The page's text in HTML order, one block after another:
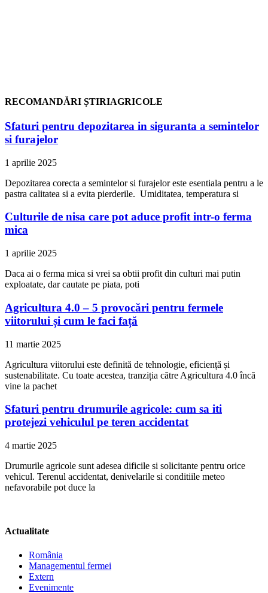
RECOMANDĂRI ȘTIRIAGRICOLE
Sfaturi pentru depozitarea in siguranta a semintelor
si furajelor
1 aprilie 2025
Depozitarea corecta a semintelor si furajelor este esentiala pentru a le
pastra calitatea si a evita pierderile. Umiditatea, temperatura si
Culturile de nisa care pot aduce profit intr-o ferma
mica
1 aprilie 2025
Daca ai o ferma mica si vrei sa obtii profit din culturi mai putin
exploatate, dar cautate pe piata, poti
Agricultura 4.0 – 5 provocări pentru fermele
viitorului și cum le faci față
11 martie 2025
Agricultura viitorului este definită de tehnologie, eficiență și
sustenabilitate. Cu toate acestea, tranziția către Agricultura 4.0 încă
vine la pachet
Sfaturi pentru drumurile agricole: cum sa iti
protejezi vehiculul pe teren accidentat
4 martie 2025
Drumurile agricole sunt adesea dificile si solicitante pentru orice
vehicul. Terenul accidentat, denivelarile si conditiile meteo
nefavorabile pot duce la
Actualitate
România
Managementul fermei
Extern
Evenimente